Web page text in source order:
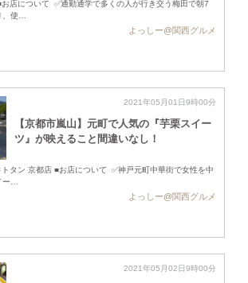
店について ✅通勤通学で多くの人が行き交う梅田で朝7
、使…
よっしー@関西グルメ
2021年05月01日9時00分
【京都市嵐山】元町で人気の『芋栗スイー
ツ』が映えること間違いなし！
タン 京都店 ■お店について ✅神戸元町中華街で女性を中
ー…
よっしー@関西グルメ
2021年05月02日9時00分